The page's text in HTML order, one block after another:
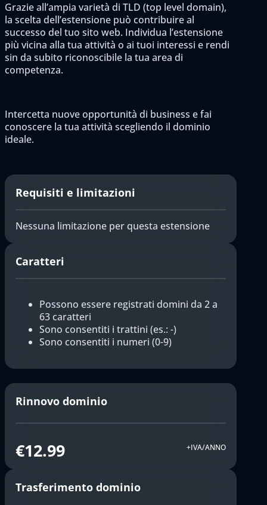
Grazie all’ampia varietà di TLD (top level domain),
la scelta dell’estensione può contribuire al
successo del tuo sito web. Individua l’estensione
più vicina alla tua attività o ai tuoi interessi e rendi
sin da subito riconoscibile la tua area di
competenza.
Intercetta nuove opportunità di business e fai
conoscere la tua attività scegliendo il dominio
ideale.
Requisiti e limitazioni
Nessuna limitazione per questa estensione
Caratteri
Possono essere registrati domini da 2 a
63 caratteri
Sono consentiti i trattini (es.: -)
Sono consentiti i numeri (0-9)
Rinnovo dominio
€12.99 +IVA/ANNO
Trasferimento dominio